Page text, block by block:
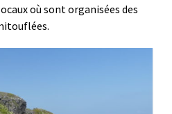
où sont organisées des